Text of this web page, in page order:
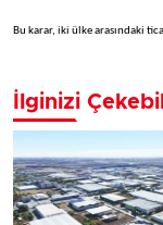
Bu karar, iki ülke arasındaki
İlginizi